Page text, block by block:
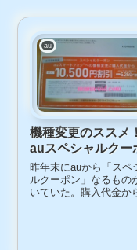
au
機種変更のススメ
auスペシャルクー
昨年末にauから「スペ
ルクーポン」なるもの
いていた。購入代金か